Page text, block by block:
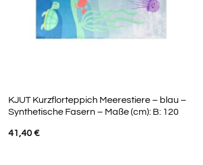
KJUT Kurzflorteppich Meerestiere – blau –
Synthetische Fasern – Maße (cm): B: 120
41,40€